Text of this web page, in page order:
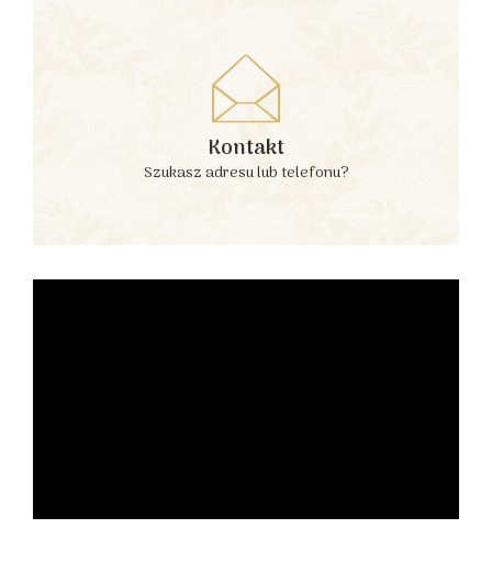
Kontakt
Szukasz adresu lub telefonu?